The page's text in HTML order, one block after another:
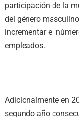
participación de la
del género
incrementar el
empleados.
Adicionalmente en
segundo año